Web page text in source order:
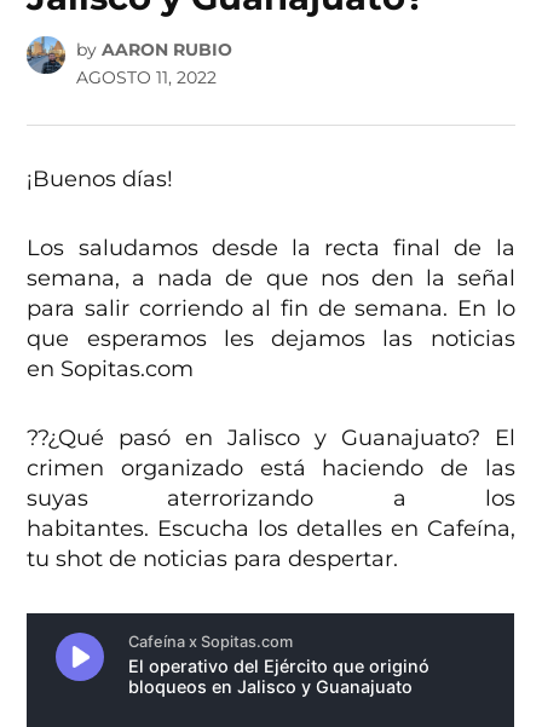
by AARON RUBIO
AGOSTO 11, 2022
¡Buenos días!
Los saludamos desde la recta final de la
semana, a nada de que nos den la señal
para salir corriendo al fin de semana. En lo
que esperamos les dejamos las noticias
en Sopitas.com
??¿Qué pasó en Jalisco y Guanajuato? El
crimen organizado está haciendo de las
suyas aterrorizando a los
habitantes. Escucha los detalles en Cafeína,
tu shot de noticias para despertar.